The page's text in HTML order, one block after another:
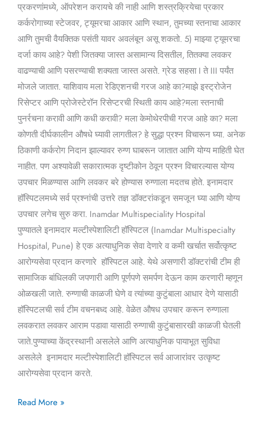
प्रकरणांमध्ये, ऑपरेशन करायचे की नाही आणि शस्त्रक्रियेचा प्रकार
कर्करोगाच्या स्टेजवर, ट्यूमरचा आकार आणि स्थान, तुमच्या स्तनाचा आकार
आणि तुमची वैयक्तिक पसंती यावर अवलंबून असू शकतो. 5) माझ्या ट्यूमरचा
दर्जा काय आहे? पेशी जितक्या जास्त असामान्य दिसतील, तितक्या लवकर
वाढण्याची आणि पसरण्याची शक्यता जास्त असते. ग्रेड सहसा I ते III पर्यंत
मोजले जातात. याशिवाय मला रेडिएशनची गरज आहे का?माझे इस्ट्रोजेन
रिसेप्टर आणि प्रोजेस्टेरॉन रिसेप्टरची स्थिती काय आहे?मला स्तनाची
पुनर्रचना करावी आणि कधी करावी? मला केमोथेरपीची गरज आहे का? मला
कोणती दीर्घकालीन औषधे घ्यावी लागतील? हे सुद्धा प्रश्न विचारून घ्या. अनेक
ठिकाणी कर्करोग निदान झाल्यावर रुग्ण घाबरून जातात आणि योग्य माहिती घेत
नाहीत. पण अश्यावेळी सकारात्मक दृष्टीकोन ठेवून प्रश्न विचारल्यास योग्य
उपचार मिळण्यास आणि लवकर बरे होण्यास रुग्णाला मदतच होते. इनामदार
हॉस्पिटलमध्ये सर्व प्रश्नांची उत्तरे तज्ञ डॉक्टरांकडून समजून घ्या आणि योग्य
उपचार लगेच सुरु करा. Inamdar Multispeciality Hospital
पुण्यातले इनामदार मल्टीस्पेशालिटी हॉस्पिटल (Inamdar Multispecialty
Hospital, Pune) हे एक अत्याधुनिक सेवा देणारे व कमी खर्चात सर्वोत्कृष्ट
आरोग्यसेवा प्रदान करणारे हॉस्पिटल आहे. येथे असणारी डॉक्टरांची टीम ही
सामाजिक बांधिलकी जपणारी आणि पूर्णपणे समर्पण देऊन काम करणारी म्हणून
ओळखली जाते. रुग्णाची काळजी घेणे व त्यांच्या कुटुंबाला आधार देणे यासाठी
हॉस्पिटलची सर्व टीम वचनबध्द आहे. वेळेत औषध उपचार करून रुग्णाला
लवकरात लवकर आराम पडावा यासाठी रुग्णाची कुटुंबासारखी काळजी घेतली
जाते.पुण्याच्या केंद्रस्थानी असलेले आणि अत्याधुनिक पायाभूत सुविधा
असलेले इनामदार मल्टीस्पेशालिटी हॉस्पिटल सर्व आजारांवर उत्कृष्ट
आरोग्यसेवा प्रदान करते.
Read More »